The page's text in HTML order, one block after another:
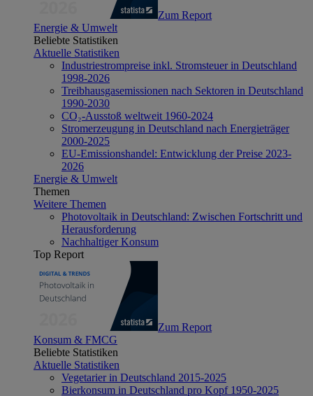
Zum Report
Energie & Umwelt
Beliebte Statistiken
Aktuelle Statistiken
Industriestrompreise inkl. Stromsteuer in Deutschland
1998-2026
Treibhausgasemissionen nach Sektoren in Deutschland
1990-2030
CO₂-Ausstoß weltweit 1960-2024
Stromerzeugung in Deutschland nach Energieträger
2000-2025
EU-Emissionshandel: Entwicklung der Preise 2023-
2026
Energie & Umwelt
Themen
Weitere Themen
Photovoltaik in Deutschland: Zwischen Fortschritt und
Herausforderung
Nachhaltiger Konsum
Top Report
Zum Report
Konsum & FMCG
Beliebte Statistiken
Aktuelle Statistiken
Vegetarier in Deutschland 2015-2025
Bierkonsum in Deutschland pro Kopf 1950-2025